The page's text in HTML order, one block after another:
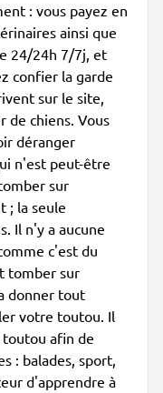
: vous payez en
ainsi que
24/24h 7/7j, et
confier la garde
sur le site,
de chiens. Vous
déranger
n'est peut-être
sur
; la seule
Il n'y a aucune
c'est du
tomber sur
donner tout
votre toutou. Il
afin de
: balades, sport,
d'apprendre à